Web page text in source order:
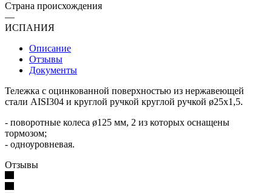
Страна происхождения
—
ИСПАНИЯ
Описание
Отзывы
Документы
Тележка с оцинкованной поверхностью из нержавеющей
стали AISI304 и круглой ручкой круглой ручкой ø25х1,5.
- поворотные колеса ø125 мм, 2 из которых оснащены
тормозом;
- одноуровневая.
Отзывы